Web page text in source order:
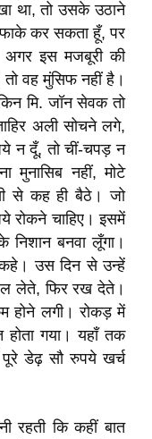
था, तो उसके उठाने
फाके कर सकता हूँ, पर
इस मजबूरी की
वह मुंसिफ नहीं है।
मि. जॉन सेवक तो
अली सोचने लगे,
न दूँ, तो चीं-चपड़ न
मुनासिब नहीं, मोटे
से कह ही बैठे। जो
रोकने चाहिए। इसमें
बनवा लूँगा।
कहे। उस दिन से उन्हें
लेते, फिर रख देते।
होने लगी। रोकड़ में
गया। यहाँ तक
डेढ़ सौ रुपये खर्च
रहती कि कहीं बात